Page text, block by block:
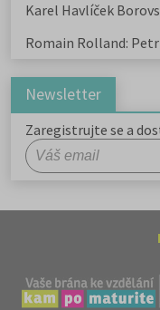
Karel Havlíček
Romain Rolland: Petr
Newsletter
Zaregistrujte se a